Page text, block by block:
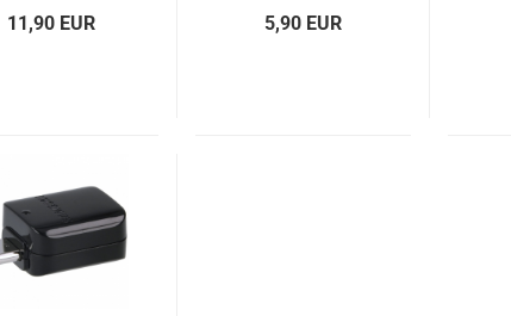
11,90 EUR 5,90 EUR